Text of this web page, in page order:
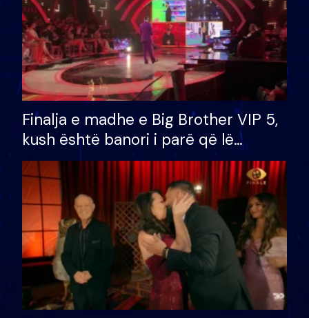
Finalja e madhe e Big Brother VIP 5,
kush është banori i parë që lë
shtëpinë dhe humb mundësinë për
të fituar çmimin e madh